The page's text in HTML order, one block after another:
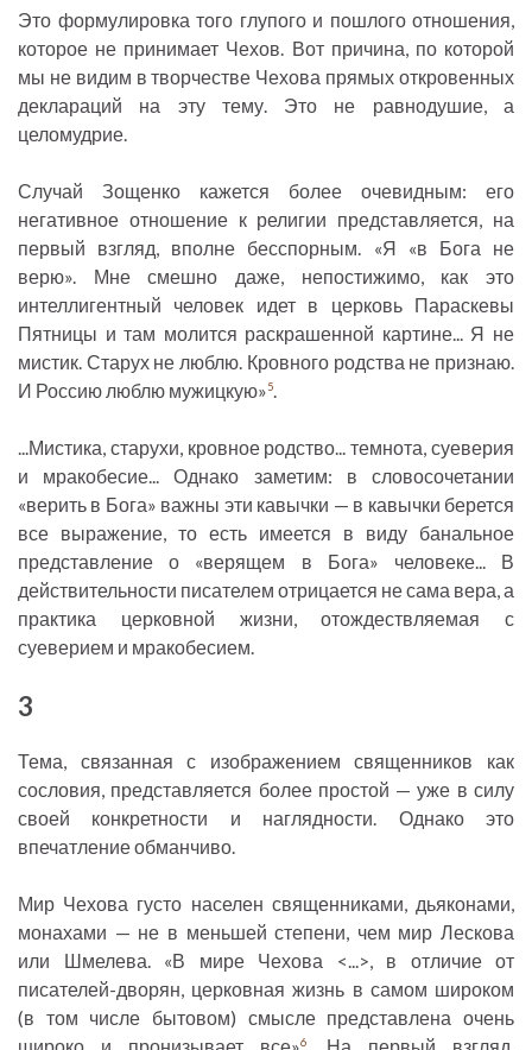
Это формулировка того глупого и пошлого отношения,
которое не принимает Чехов. Вот причина, по которой
мы не видим в творчестве Чехова прямых откровенных
деклараций на эту тему. Это не равнодушие, а
целомудрие.
Случай Зощенко кажется более очевидным: его
негативное отношение к религии представляется, на
первый взгляд, вполне бесспорным. «Я «в Бога не
верю». Мне смешно даже, непостижимо, как это
интеллигентный человек идет в церковь Параскевы
Пятницы и там молится раскрашенной картине... Я не
мистик. Старух не люблю. Кровного родства не признаю.
И Россию люблю мужицкую»5.
...Мистика, старухи, кровное родство... темнота, суеверия
и мракобесие... Однако заметим: в словосочетании
«верить в Бога» важны эти кавычки — в кавычки берется
все выражение, то есть имеется в виду банальное
представление о «верящем в Бога» человеке... В
действительности писателем отрицается не сама вера, а
практика церковной жизни, отождествляемая с
суеверием и мракобесием.
3
Тема, связанная с изображением священников как
сословия, представляется более простой — уже в силу
своей конкретности и наглядности. Однако это
впечатление обманчиво.
Мир Чехова густо населен священниками, дьяконами,
монахами — не в меньшей степени, чем мир Лескова
или Шмелева. «В мире Чехова <...>, в отличие от
писателей-дворян, церковная жизнь в самом широком
(в том числе бытовом) смысле представлена очень
6